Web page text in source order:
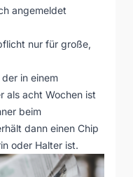
angemeldet
nur für große,
in einem
als acht Wochen ist
beim
dann einen Chip
oder Halter ist.